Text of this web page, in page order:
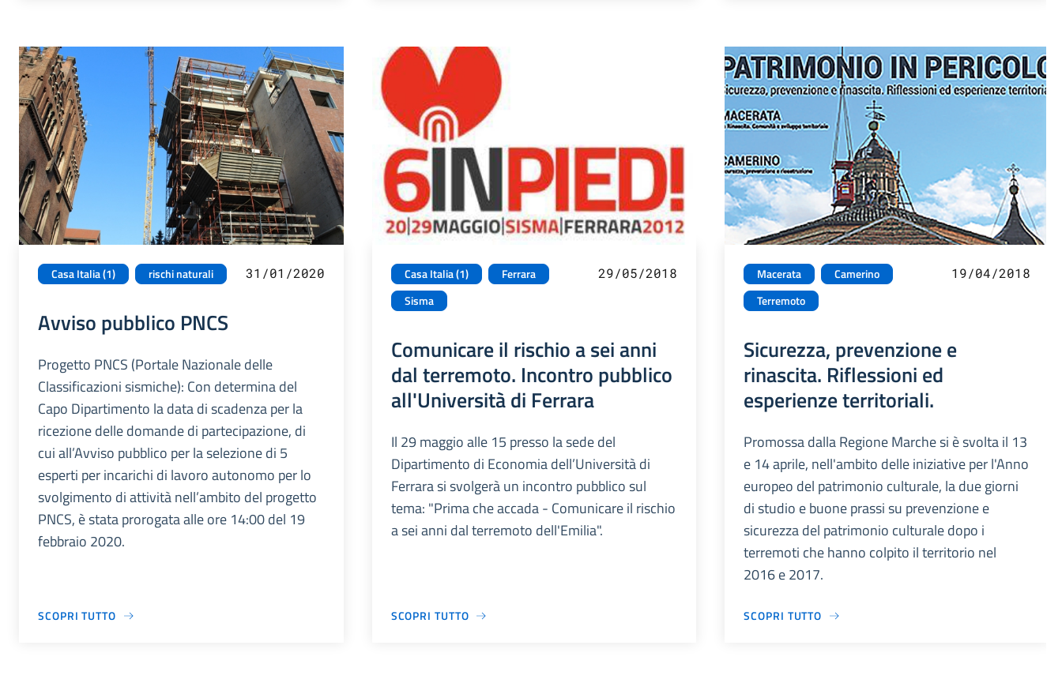
Casa Italia (1) rischi naturali 31/01/2020
Avviso pubblico PNCS
Progetto PNCS (Portale Nazionale delle
Classificazioni sismiche): Con determina del
Capo Dipartimento la data di scadenza per la
ricezione delle domande di partecipazione, di
cui all’Avviso pubblico per la selezione di 5
esperti per incarichi di lavoro autonomo per lo
svolgimento di attività nell’ambito del progetto
PNCS, è stata prorogata alle ore 14:00 del 19
febbraio 2020.
SCOPRI TUTTO
Casa Italia (1)
Ferrara
Sisma
29/05/2018
Comunicare il rischio a sei anni
dal terremoto. Incontro pubblico
all'Università di Ferrara
Il 29 maggio alle 15 presso la sede del
Dipartimento di Economia dell’Università di
Ferrara si svolgerà un incontro pubblico sul
tema: "Prima che accada - Comunicare il rischio
a sei anni dal terremoto dell'Emilia".
SCOPRI TUTTO
Macerata
Camerino
Terremoto
19/04/2018
Sicurezza, prevenzione e
rinascita. Riflessioni ed
esperienze territoriali.
Promossa dalla Regione Marche si è svolta il 13
e 14 aprile, nell'ambito delle iniziative per l'Anno
europeo del patrimonio culturale, la due giorni
di studio e buone prassi su prevenzione e
sicurezza del patrimonio culturale dopo i
terremoti che hanno colpito il territorio nel
2016 e 2017.
SCOPRI TUTTO